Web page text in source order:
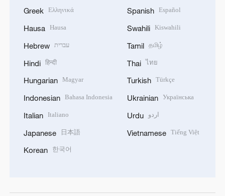
Greek Ελληνικά
Hausa Hausa
Hebrew עברית
Hindi हिन्दी
Hungarian Magyar
Indonesian Bahasa Indonesia
Italian Italiano
Japanese 日本語
Korean 한국어
Spanish Español
Swahili Kiswahili
Tamil தமிழ்
Thai ไทย
Turkish Türkçe
Ukrainian Українська
Urdu اردو
Vietnamese Tiếng Việt